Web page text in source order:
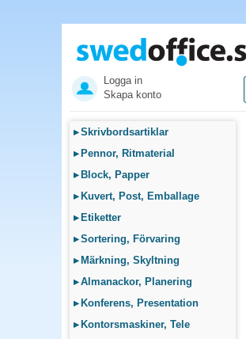
Logga in
Skapa konto
▸Skrivbordsartiklar
▸ Pennor, Ritmaterial
▸ Block, Papper
▸ Kuvert, Post, Emballage
▸ Etiketter
▸Sortering, Förvaring
▸ Märkning, Skyltning
▸Almanackor, Planering
▸ Konferens, Presentation
▸ Kontorsmaskiner, Tele